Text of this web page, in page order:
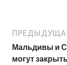
Мальдивы и
могут